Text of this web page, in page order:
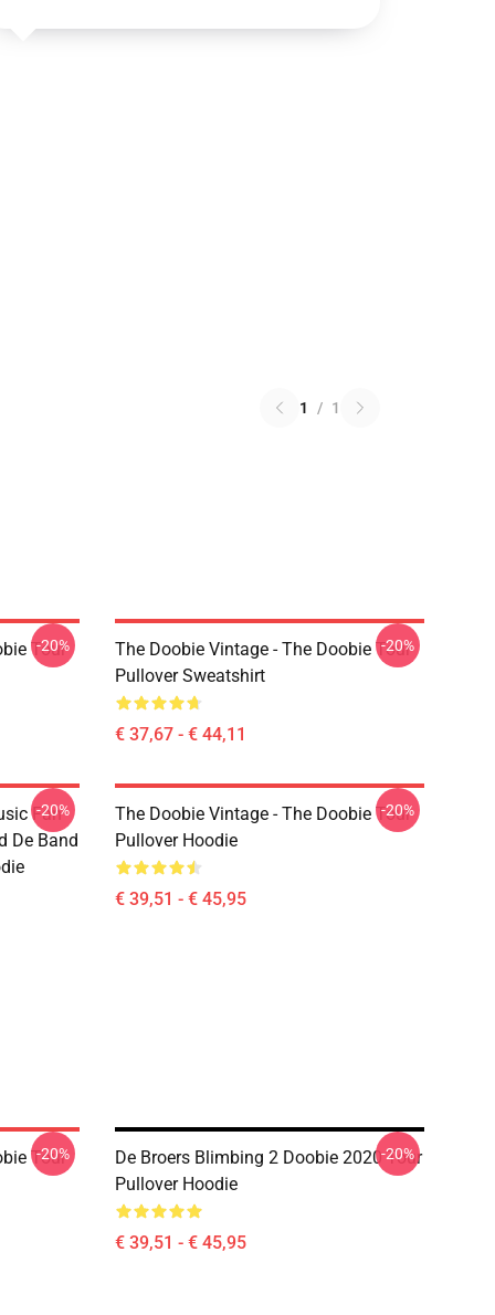
1 / 1
Tour
-20%
The Doobie Vintage - The Doobie Tour
Pullover Sweatshirt
€ 37,67 - € 44,11
-20%
Fan
De Band
-20%
The Doobie Vintage - The Doobie Tour
Pullover Hoodie
€ 39,51 - € 45,95
-20%
Tour
-20%
De Broers Blimbing 2 Doobie 2020 Tour
Pullover Hoodie
€ 39,51 - € 45,95
-20%